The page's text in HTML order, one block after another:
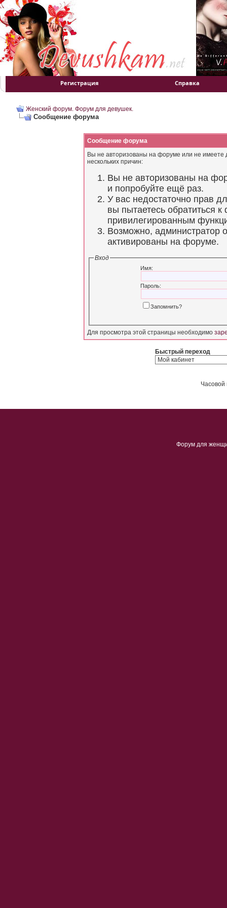
Регистрация Справка
Женский форум. Форум для девушек.
Сообщение форума
Сообщение форума
Вы не авторизованы на форуме или не имеете
нескольких причин:
Вы не авторизованы на
и попробуйте ещё раз.
У вас недостаточно прав
вы пытаетесь обратиться
привилегированным
Возможно, администратор
активированы на форуме.
Вход
Имя:
Пароль:
Запомнить?
Для просмотра этой страницы необходимо
Быстрый переход
Часовой
Форум для